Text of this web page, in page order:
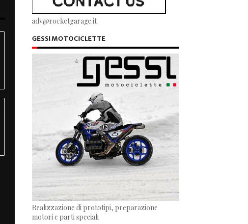
adv@rocketgarage.it
GESSI MOTOCICLETTE
Realizzazione di prototipi, preparazione
motori e parti speciali